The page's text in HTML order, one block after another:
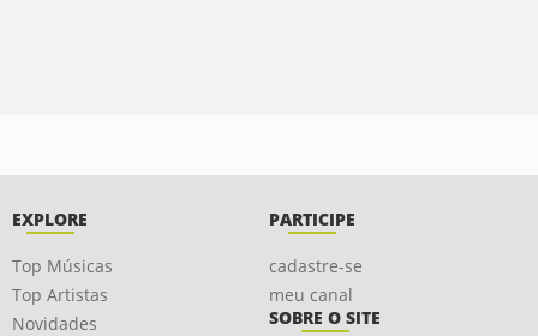
EXPLORE
Top Músicas
Top Artistas
Novidades
PARTICIPE
cadastre-se
meu canal
SOBRE O SITE